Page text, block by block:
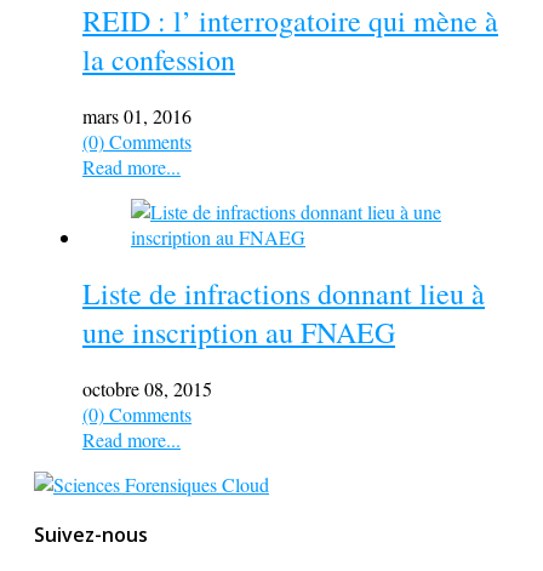
REID : l’ interrogatoire qui mène à
la confession
mars 01, 2016
(0) Comments
Read more...
Liste de infractions donnant lieu à
une inscription au FNAEG
octobre 08, 2015
(0) Comments
Read more...
Suivez-nous